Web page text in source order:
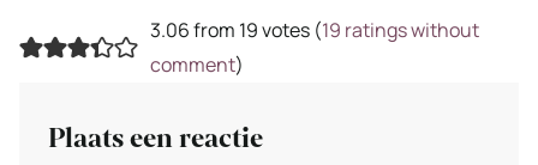
3.06 from 19 votes (19 ratings without
comment)
Plaats een reactie